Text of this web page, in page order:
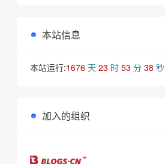
本站信息
本站运行:1676天 23 时 53 分 38 秒
加入的组织